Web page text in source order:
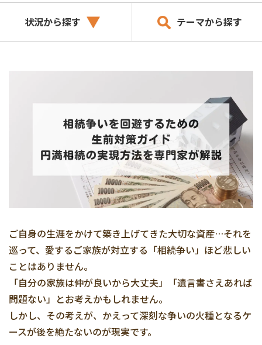
状況から探す テーマから探す
ご自身の生涯をかけて築き上げてきた大切な資産…それを
巡って、愛するご家族が対立する「相続争い」ほど悲しい
ことはありません。
「自分の家族は仲が良いから大丈夫」「遺言書さえあれば
問題ない」とお考えかもしれません。
しかし、その考えが、かえって深刻な争いの火種となるケ
ースが後を絶たないのが現実です。